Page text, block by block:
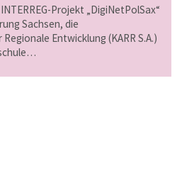
Projekt „DigiNetPolSax“
Sachsen, die
Entwicklung (KARR S.A.)